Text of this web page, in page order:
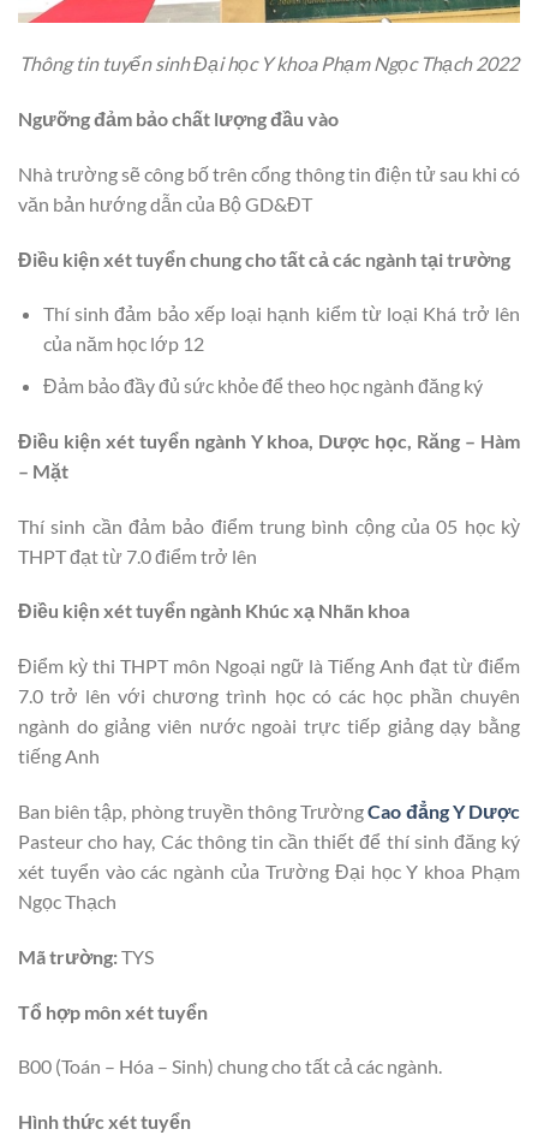
Thông tin tuyển sinh Đại học Y khoa Phạm Ngọc Thạch 2022
Ngưỡng đảm bảo chất lượng đầu vào
Nhà trường sẽ công bố trên cổng thông tin điện tử sau khi có
văn bản hướng dẫn của Bộ GD&ĐT
Điều kiện xét tuyển chung cho tất cả các ngành tại trường
Thí sinh đảm bảo xếp loại hạnh kiểm từ loại Khá trở lên
của năm học lớp 12
Đảm bảo đầy đủ sức khỏe để theo học ngành đăng ký
Điều kiện xét tuyển ngành Y khoa, Dược học, Răng – Hàm
– Mặt
Thí sinh cần đảm bảo điểm trung bình cộng của 05 học kỳ
THPT đạt từ 7.0 điểm trở lên
Điều kiện xét tuyển ngành Khúc xạ Nhãn khoa
Điểm kỳ thi THPT môn Ngoại ngữ là Tiếng Anh đạt từ điểm
7.0 trở lên với chương trình học có các học phần chuyên
ngành do giảng viên nước ngoài trực tiếp giảng dạy bằng
tiếng Anh
Ban biên tập, phòng truyền thông TrườngCao đẳng Y Dược
Pasteur cho hay, Các thông tin cần thiết để thí sinh đăng ký
xét tuyển vào các ngành của Trường Đại học Y khoa Phạm
Ngọc Thạch
Mã trường:TYS
Tổ hợp môn xét tuyển
B00 (Toán – Hóa – Sinh) chung cho tất cả các ngành.
Hình thức xét tuyển